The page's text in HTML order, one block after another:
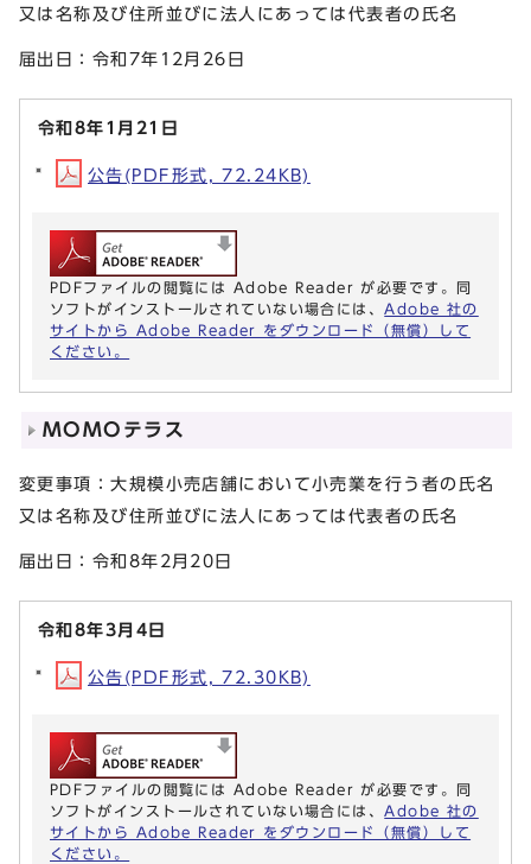
又は名称及び住所並びに法人にあっては代表者の氏名
届出日：令和7年12月26日
令和8年1月21日
公告(PDF形式, 72.24KB)
PDFファイルの閲覧には Adobe Reader が必要です。同
ソフトがインストールされていない場合には、 Adobe 社の
サイトから Adobe Reader をダウンロード（無償）して
ください。
MOMOテラス
変更事項：大規模小売店舗において小売業を行う者の氏名
又は名称及び住所並びに法人にあっては代表者の氏名
届出日：令和8年2月20日
令和8年3月4日
公告(PDF形式, 72.30KB)
PDFファイルの閲覧には Adobe Reader が必要です。同
ソフトがインストールされていない場合には、 Adobe 社の
サイトから Adobe Reader をダウンロード（無償）して
ください。